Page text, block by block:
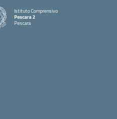
Istituto Comprensivo
Pescara 2
Pescara